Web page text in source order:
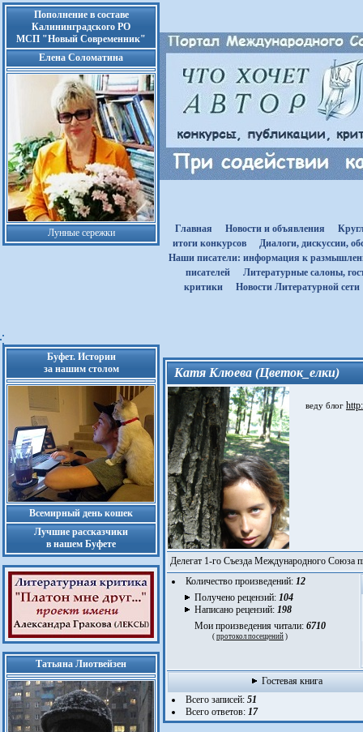
Пополнение в составе
Калининградского РО
МСП "Новый Современник"
Елена Соломатина
Лунные сережки Главная Новости и объявления
итоги конкурсов
Диалоги, дискуссии,
Наши писатели: информация к
писателей
Литературные салоны,
критики
Новости Литературной сети
Буфет. Истории
за нашим столом
Всемирный день кошек
Лучшие рассказчики
в нашем Буфете
Татьяна Лиотвейзен
Катя Клюева (Цветок_елки)
веду блог
Делегат 1-го Съезда Международного Союза
Количество произведений: 12
Получено рецензий: 104
Написано рецензий: 198
Мои произведения читали: 6710
( протокол посещений )
Гостевая книга
Всего записей: 51
Всего ответов: 17